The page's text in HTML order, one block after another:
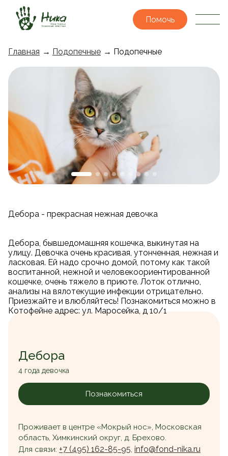
Помочь
Главная → Подопечные → Подопечные
Дебора - прекрасная нежная девочка
Дебора, бывшедомашняя кошечка, выкинутая на
улицу. Девочка очень красивая, утонченная, нежная и
ласковая. Ей надо срочно домой, потому как такой
воспитанной, нежной и человекоориентированной
кошечке, очень тяжело в приюте. Лоток отлично,
анализы на вялотекущие инфекции отрицательно.
Приезжайте и влюбляйтесь! Познакомиться можно в
Котофейне адрес: ул. Маросейка, д 10/1
Дебора
4 года девочка
Познакомиться
Проживает в центре «Мокрый нос», Московская
область, Химкинский округ, д. Брехово.
Для связи: +7 (495) 162-85-95, info@fond-nika.ru